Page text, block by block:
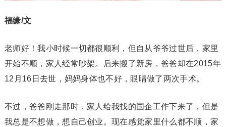
福缘/文
老师好！我小时候一切都很顺利，但自从爷爷过世后，家里
开始不顺，家人经常吵架。后来搬了新房，爸爸却在2015年
12月16日去世，妈妈身体也不好，眼睛做了两次手术。
不过，爸爸刚走那时，家人给我找的国企工作下来了，但是
我总是不想做，想自己创业。现在感觉家里什么都不顺，家